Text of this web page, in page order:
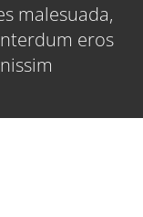
malesuada,
eros